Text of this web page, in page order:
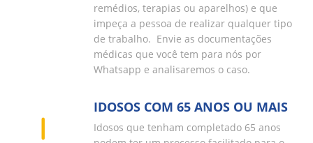
remédios, terapias ou aparelhos) e que
impeça a pessoa de realizar qualquer tipo
de trabalho. Envie as documentações
médicas que você tem para nós por
Whatsapp e analisaremos o caso.
IDOSOS COM 65 ANOS OU MAIS
Idosos que tenham completado 65 anos